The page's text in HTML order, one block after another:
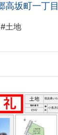
高坂町一丁目
#土地